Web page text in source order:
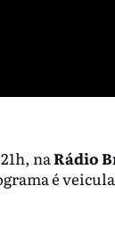
naRádio
é